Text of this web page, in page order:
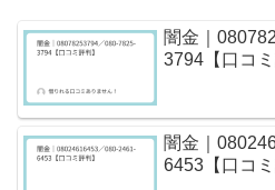
闇金｜
3794【口コミ
闇金｜
6453【口コミ